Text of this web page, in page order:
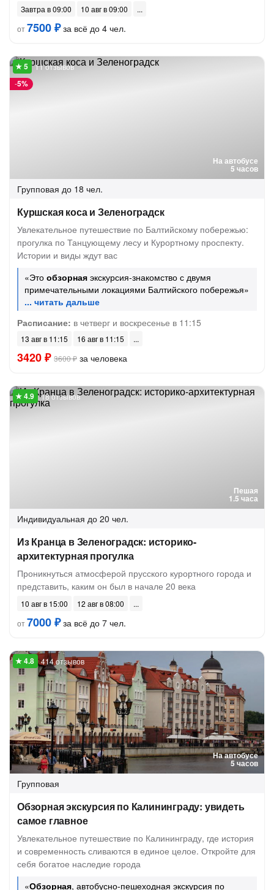
Завтра в 09:00
10 авг в 09:00
от7500 ₽за всё до 4 чел.
На автобусе
5 часов
-5%
11 отзывов
Групповая до 18 чел.
Куршская коса и Зеленоградск
Увлекательное путешествие по Балтийскому побережью:
прогулка по Танцующему лесу и Курортному проспекту.
Истории и виды ждут вас
«Это обзорная экскурсия-знакомство с двумя
примечательными локациями Балтийского побережья»
Расписание: в четверг и воскресенье в 11:15
13 авг в 11:15 16 авг в 11:15
3420 ₽ 3600 ₽ за человека
Пешая
1.5 часа
18 отзывов
Индивидуальная до 20 чел.
Из Кранца в Зеленоградск: историко-
архитектурная прогулка
Проникнуться атмосферой прусского курортного города и
представить, каким он был в начале 20 века
10 авг в 15:00
12 авг в 08:00
от7000 ₽за всё до 7 чел.
На автобусе
5 часов
414 отзывов
Групповая
Обзорная экскурсия по Калининграду: увидеть
самое главное
Увлекательное путешествие по Калининграду, где история
и современность сливаются в единое целое. Откройте для
себя богатое наследие города
«Обзорная, автобусно-пешеходная экскурсия по